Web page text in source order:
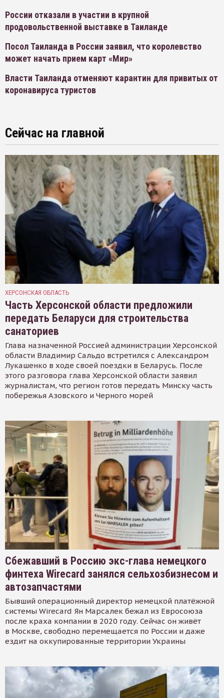
России отказали в участии в крупной
продовольственной выставке в Таиланде
Посол Таиланда в России заявил, что королевство
может начать прием карт «Мир»
Власти Таиланда отменяют карантин для привитых от
коронавируса туристов
Сейчас на главной
ХЕРСОНСКАЯ ОБЛАСТЬ
Часть Херсонской области предложили
передать Беларуси для строительства
санаториев
Глава назначенной Россией администрации Херсонской
области Владимир Сальдо встретился с Александром
Лукашенко в ходе своей поездки в Беларусь. После
этого разговора глава Херсонской области заявил
журналистам, что регион готов передать Минску часть
побережья Азовского и Черного морей
Сбежавший в Россию экс-глава немецкого
финтеха Wirecard занялся сельхозбизнесом и
автозапчастями
Бывший операционный директор немецкой платёжной
системы Wirecard Ян Марсалек бежал из Евросоюза
после краха компании в 2020 году. Сейчас он живёт
в Москве, свободно перемещается по России и даже
ездит на оккупированные территории Украины